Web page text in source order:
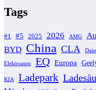
Tags
#1 #5 2025 2026 AMG
BYD China CLA
Elektroauto EQ Europa
KIA Ladepark